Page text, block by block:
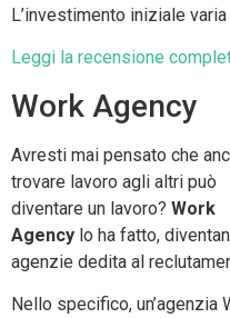
L’investimento iniziale varia
Leggi la recensione
Work Agency
Avresti mai pensato che
trovare lavoro agli altri può
diventare un lavoro? Work
Agency lo ha fatto,
agenzie dedita al
Nello specifico,